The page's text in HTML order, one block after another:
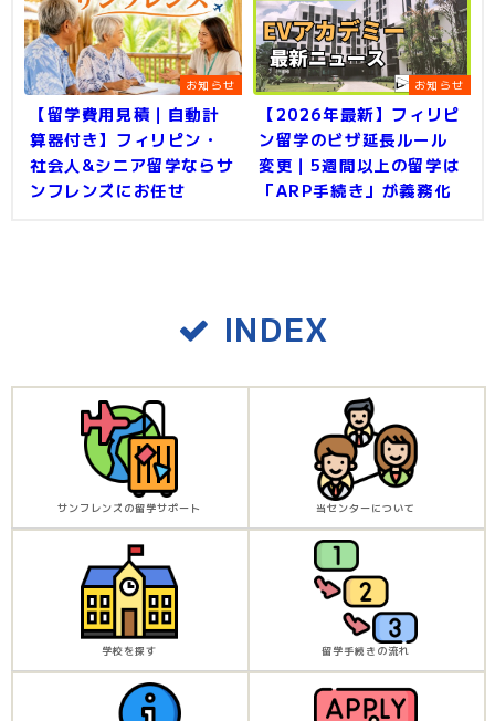
お知らせ
【留学費用見積｜自動計
算器付き】フィリピン・
社会人&シニア留学ならサ
ンフレンズにお任せ
お知らせ
【2026年最新】フィリピ
ン留学のビザ延長ルール
変更｜5週間以上の留学は
「ARP手続き」が義務化
INDEX
サンフレンズの留学サポート 当センターについて
学校を探す 留学手続きの流れ